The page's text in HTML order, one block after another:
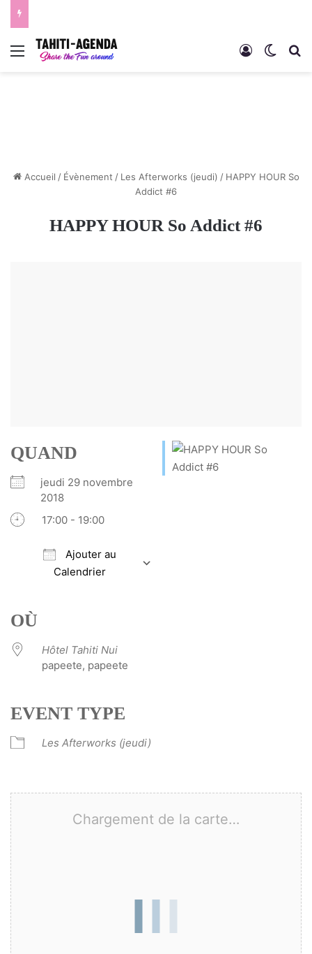
Menu Connexion
Accueil / Évènement / Les Afterworks (jeudi) / HAPPY HOUR So
Addict #6
HAPPY HOUR So Addict #6
QUAND
jeudi 29 novembre
2018
17:00 - 19:00
Ajouter au
Calendrier
OÙ
Hôtel Tahiti Nui
papeete, papeete
EVENT TYPE
Les Afterworks (jeudi)
Chargement de la carte…